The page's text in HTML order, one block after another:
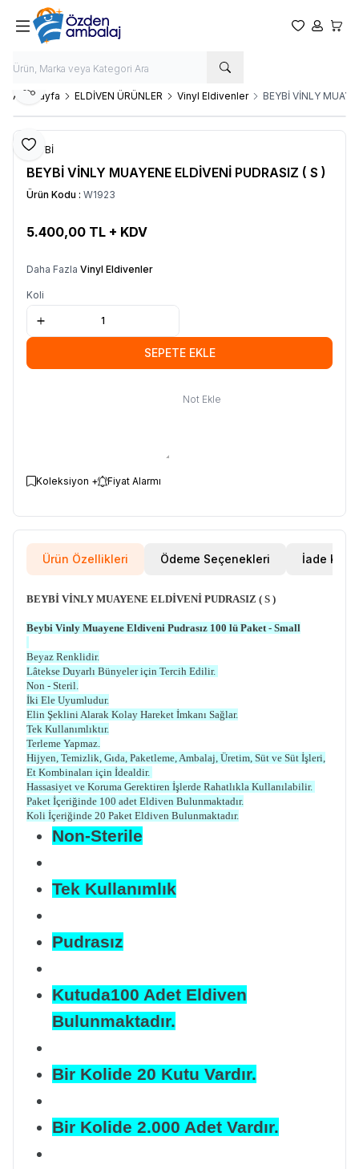
Favorilerim
Hesabım
Ana Sayfa ELDİVEN ÜRÜNLER Vinyl Eldivenler BEYBİ VİNLY
Favoriye Ekle
Paylaş
BEYBİ
BEYBİ VİNLY MUAYENE ELDİVENİ PUDRASIZ ( S )
Ürün Kodu : W1923
5.400,00 TL + KDV
Daha Fazla Vinyl Eldivenler
Koli
SEPETE EKLE
Not Ekle
Koleksiyon + Fiyat Alarmı
Ürün Özellikleri Ödeme Seçenekleri İade
BEYBİ VİNLY MUAYENE ELDİVENİ PUDRASIZ ( S )
Beybi Vinly Muayene Eldiveni Pudrasız 100 lü Paket - Small
Beyaz Renklidir.
Lâtekse Duyarlı Bünyeler için Tercih Edilir.
Non - Steril.
İki Ele Uyumludur.
Elin Şeklini Alarak Kolay Hareket İmkanı Sağlar.
Tek Kullanımlıktır.
Terleme Yapmaz.
Hijyen, Temizlik, Gıda, Paketleme, Ambalaj, Üretim, Süt ve Süt İşleri,
Et Kombinaları için İdealdir.
Hassasiyet ve Koruma Gerektiren İşlerde Rahatlıkla Kullanılabilir.
Paket İçeriğinde 100 adet Eldiven Bulunmaktadır.
Koli İçeriğinde 20 Paket Eldiven Bulunmaktadır.
Non-Sterile
Tek Kullanımlık
Pudrasız
Kutuda100 Adet Eldiven
Bulunmaktadır.
Bir Kolide 20 Kutu Vardır.
Bir Kolide 2.000 Adet Vardır.